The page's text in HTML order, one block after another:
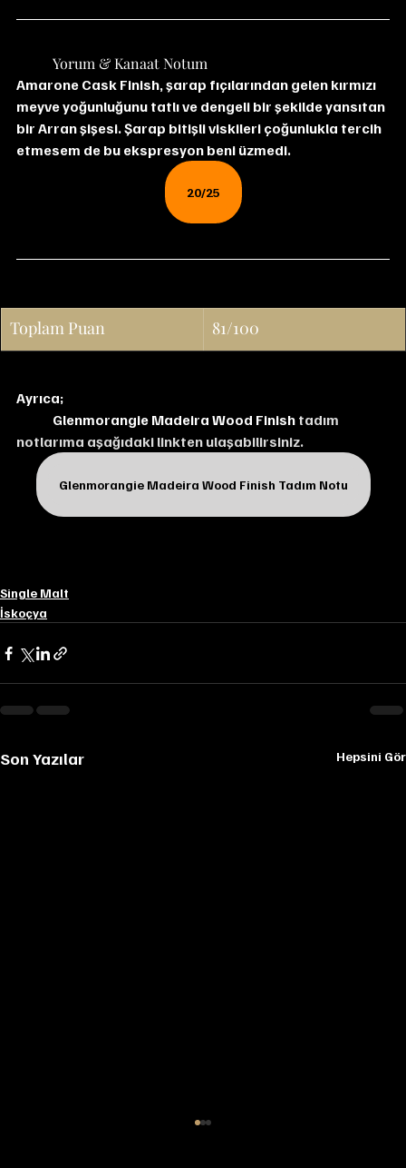
	Yorum & Kanaat Notum
Amarone Cask Finish, şarap fıçılarından gelen kırmızı
meyve yoğunluğunu tatlı ve dengeli bir şekilde yansıtan
bir Arran şişesi. Şarap bitişli viskileri çoğunlukla tercih
etmesem de bu ekspresyon beni üzmedi.
20/25
Toplam Puan 81/100
Ayrıca;
Glenmorangie Madeira Wood Finish tadım
notlarıma aşağıdaki linkten ulaşabilirsiniz.
Glenmorangie Madeira Wood Finish Tadım Notu
Single Malt
İskoçya
Son Yazılar Hepsini Gör